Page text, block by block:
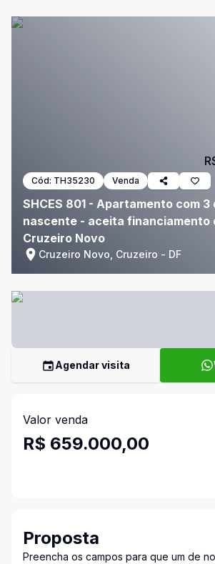
Cód: TH35230 Venda
SHCES 801 - Apartamento com
nascente - aceita financiamento
Cruzeiro Novo
Cruzeiro Novo, Cruzeiro - DF
Agendar visita
Valor venda
R$ 659.000,00
Proposta
Preencha os campos para que um de